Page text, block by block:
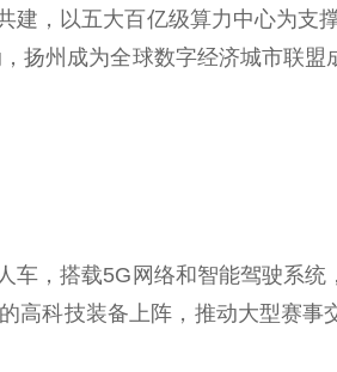
，以五大百亿级算力中心为支
扬州成为全球数字经济城市联
，搭载5G网络和智能驾驶系统
科技装备上阵，推动大型赛事